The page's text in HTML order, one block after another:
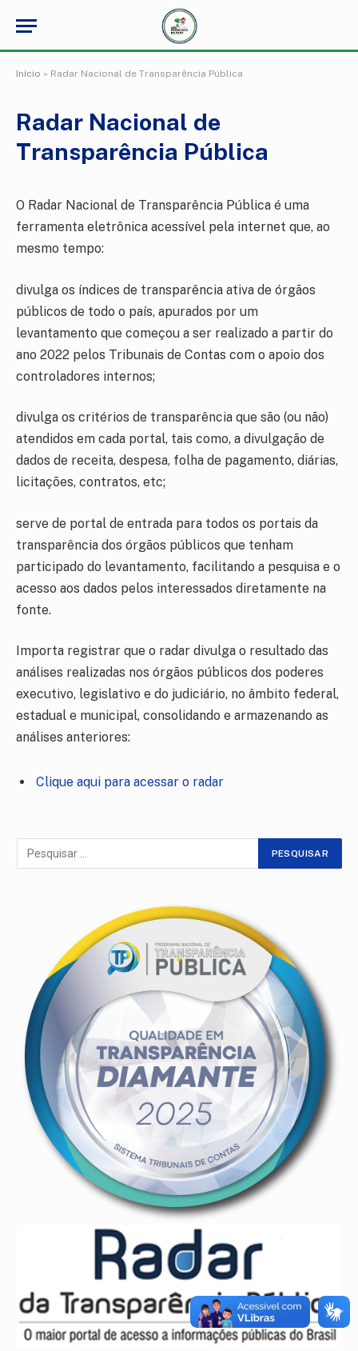
Início » Radar Nacional de Transparência Pública
Radar Nacional de
Transparência Pública
O Radar Nacional de Transparência Pública é uma
ferramenta eletrônica acessível pela internet que, ao
mesmo tempo:
divulga os índices de transparência ativa de órgãos
públicos de todo o país, apurados por um
levantamento que começou a ser realizado a partir do
ano 2022 pelos Tribunais de Contas com o apoio dos
controladores internos;
divulga os critérios de transparência que são (ou não)
atendidos em cada portal, tais como, a divulgação de
dados de receita, despesa, folha de pagamento, diárias,
licitações, contratos, etc;
serve de portal de entrada para todos os portais da
transparência dos órgãos públicos que tenham
participado do levantamento, facilitando a pesquisa e o
acesso aos dados pelos interessados diretamente na
fonte.
Importa registrar que o radar divulga o resultado das
análises realizadas nos órgãos públicos dos poderes
executivo, legislativo e do judiciário, no âmbito federal,
estadual e municipal, consolidando e armazenando as
análises anteriores:
Clique aqui para acessar o radar